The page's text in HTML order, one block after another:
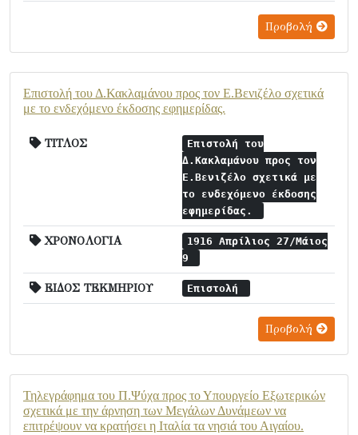
Προβολή
Επιστολή του Δ.Κακλαμάνου προς τον Ε.Βενιζέλο σχετικά
με το ενδεχόμενο έκδοσης εφημερίδας.
ΤΙΤΛΟΣ
Επιστολή του
Δ.Κακλαμάνου προς τον
Ε.Βενιζέλο σχετικά με
το ενδεχόμενο έκδοσης
εφημερίδας.
ΧΡΟΝΟΛΟΓΙΑ
1916 Απρίλιος 27/Μάιος
9
ΕΙΔΟΣ ΤΕΚΜΗΡΙΟΥ Επιστολή
Προβολή
Τηλεγράφημα του Π.Ψύχα προς το Υπουργείο Εξωτερικών
σχετικά με την άρνηση των Μεγάλων Δυνάμεων να
επιτρέψουν να κρατήσει η Ιταλία τα νησιά του Αιγαίου.